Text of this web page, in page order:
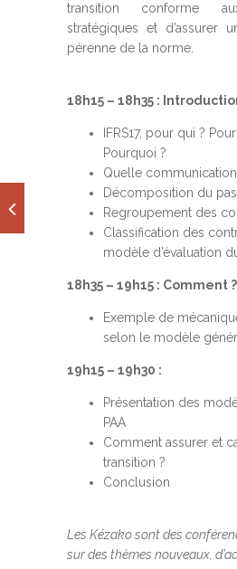
transition conforme
stratégiques et d’assurer
pérenne de la norme.
18h15 – 18h35 :
IFRS17, pour qui ?
Pourquoi ?
Quelle
Décomposition du
Regroupement des
Classification des
modèle d’évaluation
18h35 – 19h15 : Comment ?
Exemple de
selon le modèle
19h15 – 19h30 :
Présentation des
PAA
Comment assurer et
transition ?
Conclusion
Les Kézako sont des
sur des thèmes nouveaux,